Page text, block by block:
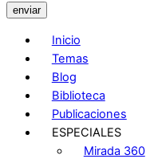
enviar
Inicio
Temas
Blog
Biblioteca
Publicaciones
ESPECIALES
Mirada 360